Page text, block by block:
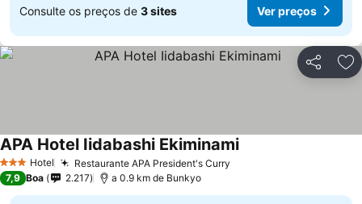
Consulte os preços de 3 sites Ver preços
Partilhar
3 EstrelasHotel Restaurante APA President's Curry
APA Hotel Iidabashi Ekiminami
7,9 Boa 2.217 a 0.9 km de Bunkyo